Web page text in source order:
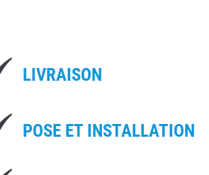
LIVRAISON
POSE ET INSTALLATION